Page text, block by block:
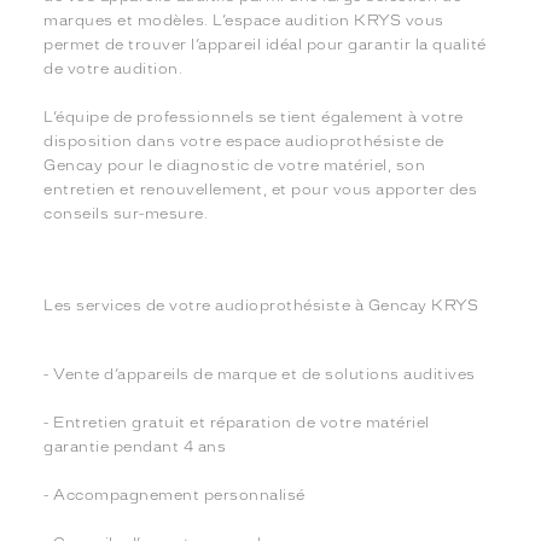
marques et modèles. L’espace audition KRYS vous
permet de trouver l’appareil idéal pour garantir la qualité
de votre audition.
L’équipe de professionnels se tient également à votre
disposition dans votre espace audioprothésiste de
Gencay pour le diagnostic de votre matériel, son
entretien et renouvellement, et pour vous apporter des
conseils sur-mesure.
Les services de votre audioprothésiste à Gencay KRYS
- Vente d’appareils de marque et de solutions auditives
- Entretien gratuit et réparation de votre matériel
garantie pendant 4 ans
- Accompagnement personnalisé